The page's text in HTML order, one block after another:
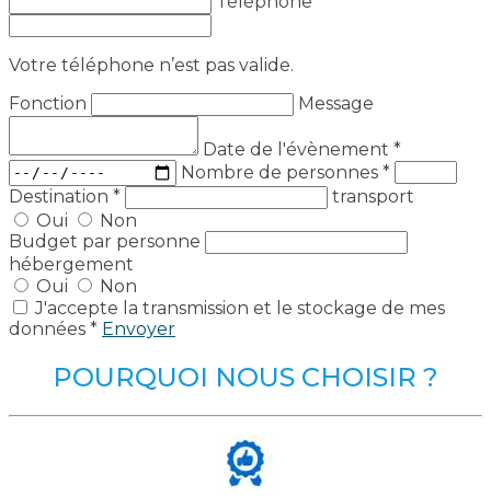
Votre téléphone n’est pas valide.
Fonction
Message
Date de l'évènement *
Nombre de personnes *
Destination *
transport
Oui
Non
Budget par personne
hébergement
Oui
Non
J'accepte la transmission et le stockage de mes
données * Envoyer
POURQUOI NOUS CHOISIR ?